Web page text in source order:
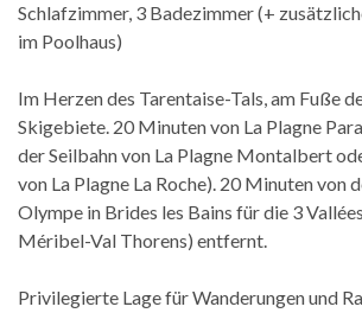
Schlafzimmer, 3 Badezimmer (+
im Poolhaus)
Im Herzen des Tarentaise-Tals, am Fuße
Skigebiete. 20 Minuten von La Plagne
der Seilbahn von La Plagne Montalbert
von La Plagne La Roche). 20 Minuten von
Olympe in Brides les Bains für die 3
Méribel-Val Thorens) entfernt.
Privilegierte Lage für Wanderungen und